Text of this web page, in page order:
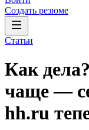
Создать резюме
Статьи
Как
чаще —
hh.ru